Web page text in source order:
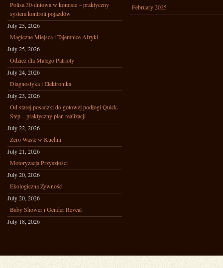
Polisa 30-dniowa w komisie – praktyczny
system kontroli pojazdów
July 25, 2026
Magiczne Miejsca i Tajemnice Afryki
July 25, 2026
Odzież dla Małego Patrioty
July 24, 2026
Diagnostyka i Elektronika
July 23, 2026
Od starej posadzki do gotowej podłogi Quick-
Step – praktyczny plan realizacji
July 22, 2026
Zero Waste w Kuchni
July 21, 2026
Motoryzacja Przyszłości
July 20, 2026
Ekologiczna Żywność
July 20, 2026
Baby Shower i Gender Reveal
July 18, 2026
February 2025